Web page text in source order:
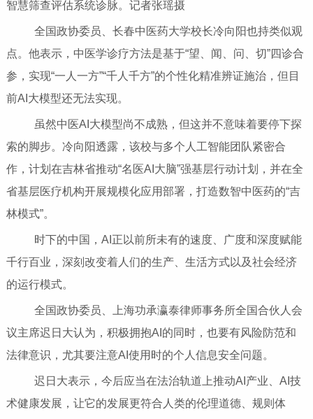
智慧筛查评估系统诊脉。记者张瑶摄
全国政协委员、长春中医药大学校长冷向阳也持类似观
点。他表示，中医学诊疗方法是基于“望、闻、问、切”四诊合
参，实现“一人一方”“千人千方”的个性化精准辨证施治，但目
前AI大模型还无法实现。
虽然中医AI大模型尚不成熟，但这并不意味着要停下探
索的脚步。冷向阳透露，该校与多个人工智能团队紧密合
作，计划在吉林省推动“名医AI大脑”强基层行动计划，并在全
省基层医疗机构开展规模化应用部署，打造数智中医药的“吉
林模式”。
时下的中国，AI正以前所未有的速度、广度和深度赋能
千行百业，深刻改变着人们的生产、生活方式以及社会经济
的运行模式。
全国政协委员、上海功承瀛泰律师事务所全国合伙人会
议主席迟日大认为，积极拥抱AI的同时，也要有风险防范和
法律意识，尤其要注意AI使用时的个人信息安全问题。
迟日大表示，今后应当在法治轨道上推动AI产业、AI技
术健康发展，让它的发展更符合人类的伦理道德、规则体